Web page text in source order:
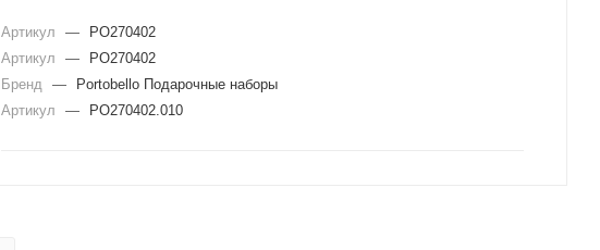
Артикул —
PO270402
Артикул
—
PO270402
Бренд
—
Portobello Подарочные наборы
Артикул
— PO270402.010